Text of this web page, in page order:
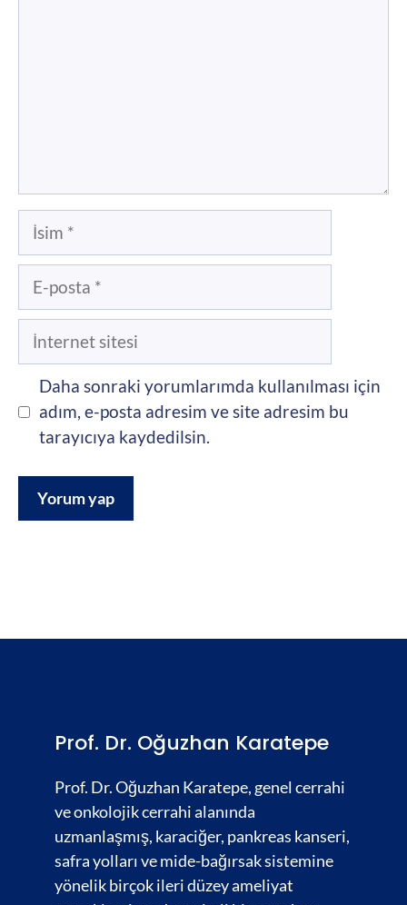
İsim
posta
İnternet
Daha sonraki yorumlarımda kullanılması için
adım, e-posta adresim ve site adresim bu
tarayıcıya kaydedilsin.
Prof. Dr. Oğuzhan Karatepe
Prof. Dr. Oğuzhan Karatepe, genel cerrahi
ve onkolojik cerrahi alanında
uzmanlaşmış, karaciğer, pankreas kanseri,
safra yolları vemide-bağırsaksistemine
yönelik birçok ileri düzey ameliyat